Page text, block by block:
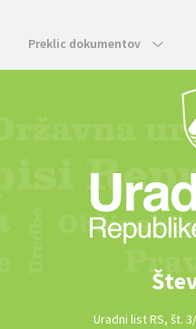
Preklic dokumentov
Uradni list RS, št.